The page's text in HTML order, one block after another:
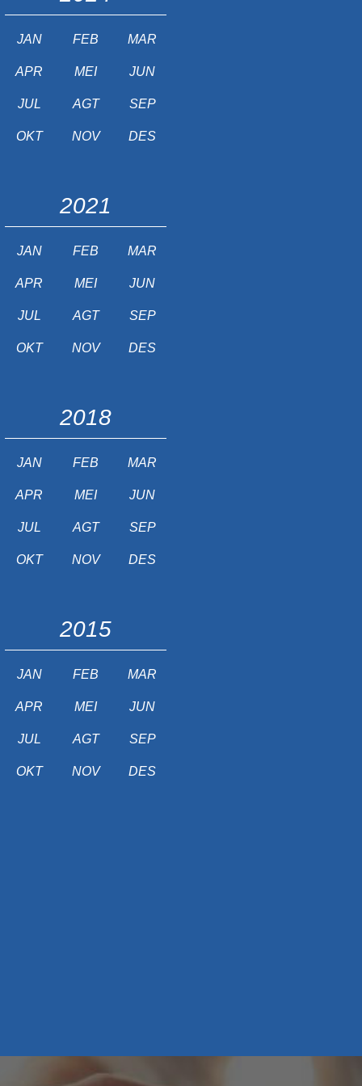
JAN FEB MAR
APR MEI JUN
JUL AGT SEP
OKT NOV DES
2021
JAN FEB MAR
APR MEI JUN
JUL AGT SEP
OKT NOV DES
2018
JAN FEB MAR
APR MEI JUN
JUL AGT SEP
OKT NOV DES
2015
JAN FEB MAR
APR MEI JUN
JUL AGT SEP
OKT NOV DES